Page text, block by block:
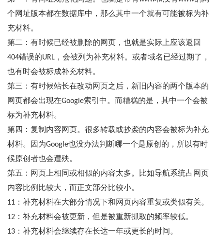
个网址版本都在数据库中，那么其中一个就有可能被标为补
充材料。
第二：有时候已经被删除的网页，也就是实际上应该返回
404错误的URL，会被列为补充材料。或者域名已经过期了，
也有时会被标成补充材料。
第三：有时候站长在改动网页之后，新旧内容的两个版本的
网页都会出现在Google索引中。而糟糕的是，其中一个会被
标为补充材料。
第四：复制内容网页。很多转载或抄袭的内容会被标为补充
材料。因为Google也没办法判断哪一个是原创的，所以有时
候原创者也会遭殃。
第五：网页上相同或相似的内容太多。比如导航系统占网页
内容比例比较大，而正文部分比较小。
11：补充材料在大部分情况下和网页内容重复或类似有关。
12：补充材料会被更新，但是被重新抓取的频率较低。
13：补充材料会继续存在长达一年或更长的时间。